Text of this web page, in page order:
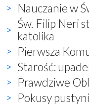
Nauczanie w
Św. Filip Neri
katolika
Pierwsza
Starość:
Prawdziwe
Pokusy pustyni